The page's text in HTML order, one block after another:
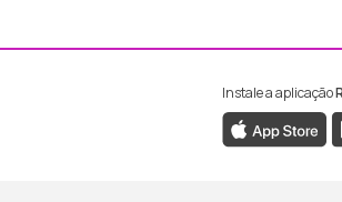
Facebook da RTP
ao Instagram da RTP
Instale a aplicação